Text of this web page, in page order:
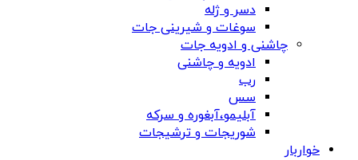
دسر و ژله
سوغات و شیرینی جات
چاشنی و ادویه جات
ادویه و چاشنی
رب
سس
آبلیمو،آبغوره و سرکه
شوریجات و ترشیجات
خواربار